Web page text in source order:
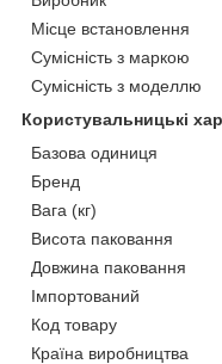
Місце встановлення
Сумісність з маркою
Сумісність з моделлю
Користувальницькі
Базова одиниця
Бренд
Вага (кг)
Висота паковання
Довжина паковання
Імпортований
Код товару
Країна виробництва